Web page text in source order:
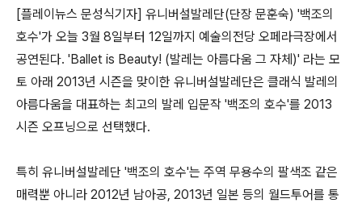
[플레이뉴스 문성식기자] 유니버설발레단(단장 문훈숙) '백조의
호수'가 오늘 3월 8일부터 12일까지 예술의전당 오페라극장에서
공연된다. 'Ballet is Beauty! (발레는 아름다움 그 자체)' 라는 모
토 아래 2013년 시즌을 맞이한 유니버설발레단은 클래식 발레의
아름다움을 대표하는 최고의 발레 입문작 '백조의 호수'를 2013
시즌 오프닝으로 선택했다.
특히 유니버설발레단 '백조의 호수'는 주역 무용수의 팔색조 같은
매력뿐 아니라 2012년 남아공, 2013년 일본 등의 월드투어를 통